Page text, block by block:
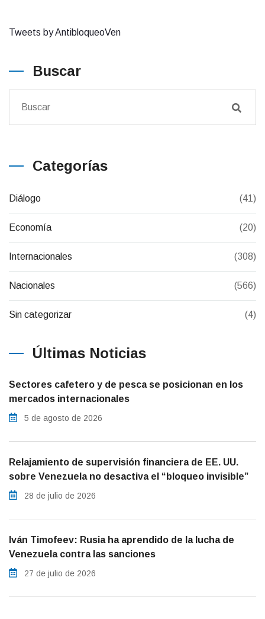
Tweets by AntibloqueoVen
Buscar
Categorías
Diálogo (41)
Economía (20)
Internacionales (308)
Nacionales (566)
Sin categorizar (4)
Últimas Noticias
Sectores cafetero y de pesca se posicionan en los
mercados internacionales
5 de agosto de 2026
Relajamiento de supervisión financiera de EE. UU.
sobre Venezuela no desactiva el “bloqueo invisible”
28 de julio de 2026
Iván Timofeev: Rusia ha aprendido de la lucha de
Venezuela contra las sanciones
27 de julio de 2026